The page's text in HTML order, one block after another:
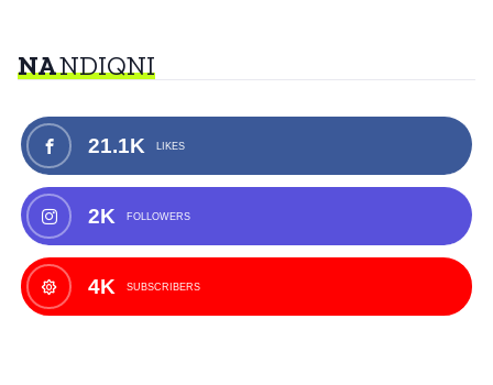
NANDIQNI
21.1K LIKES
2K FOLLOWERS
4K SUBSCRIBERS